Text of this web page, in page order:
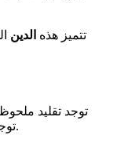
تتميز هذه الدين
توجد تقليد
توجد مجتمعات مسيحية أرثوذكسية ويهودية جبلية.